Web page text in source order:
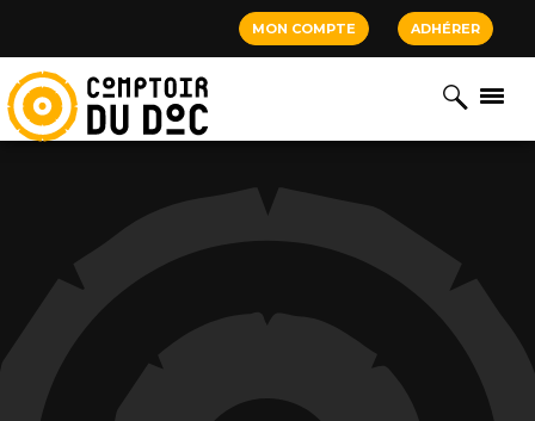
MON COMPTE ADHÉRER
Cookies management panel